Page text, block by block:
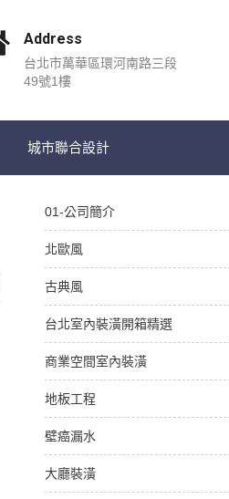
Address
台北市萬華區環河南路三段
49號1樓
城市聯合設計
01-公司簡介
北歐風
古典風
台北室內裝潢開箱精選
商業空間室內裝潢
地板工程
壁癌漏水
大廳裝潢